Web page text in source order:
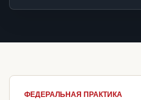
ФЕДЕРАЛЬНАЯ ПРАКТИКА